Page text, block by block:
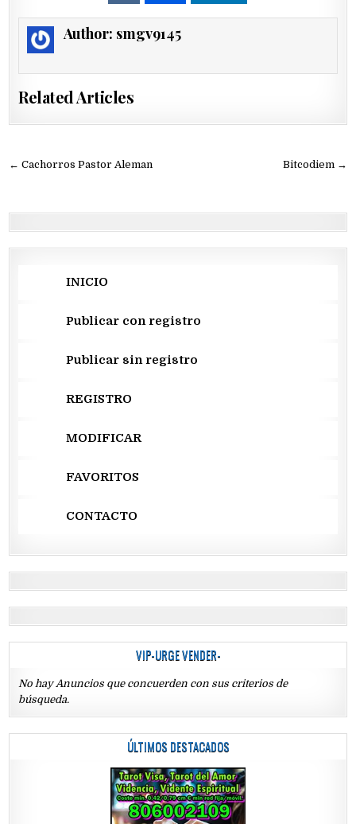
Author: smgv9145
Related Articles
Navegación
entradas
← Cachorros Pastor Aleman Bitcodiem →
INICIO
Publicar con registro
Publicar sin registro
REGISTRO
MODIFICAR
FAVORITOS
CONTACTO
VIP-URGE VENDER-
No hay Anuncios que concuerden con sus criterios de
búsqueda.
ÚLTIMOS DESTACADOS